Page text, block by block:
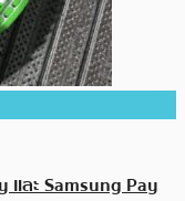
และ Samsung Pay